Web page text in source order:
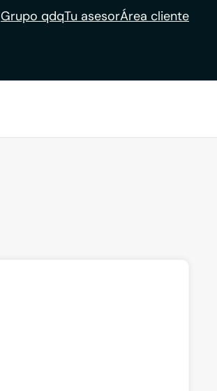
Grupo qdqTu asesorÁrea cliente